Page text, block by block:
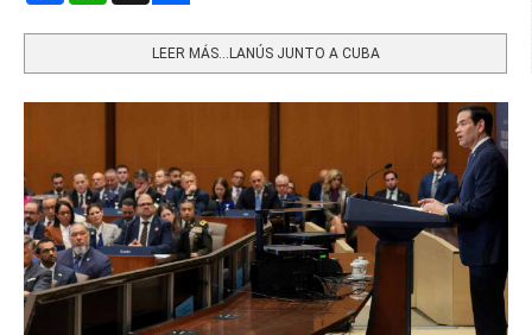
LEER MÁS…LANÚS JUNTO A CUBA